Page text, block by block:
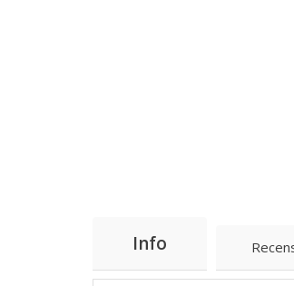
Info